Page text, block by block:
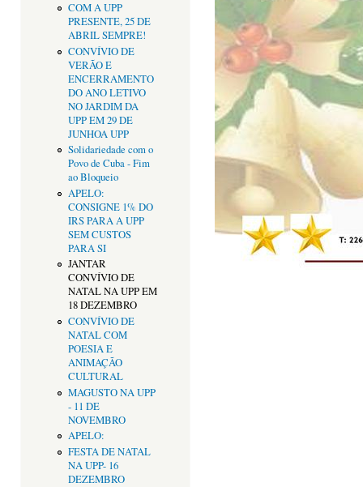
COM A UPP
PRESENTE, 25 DE
ABRIL SEMPRE!
CONVÍVIO DE
VERÃO E
ENCERRAMENTO
DO ANO LETIVO
NO JARDIM DA
UPP EM 29 DE
JUNHOA UPP
Solidariedade com o
Povo de Cuba - Fim
ao Bloqueio
APELO:
CONSIGNE 1% DO
IRS PARA A UPP
SEM CUSTOS
PARA SI
JANTAR
CONVÍVIO DE
NATAL NA UPP EM
18 DEZEMBRO
CONVÍVIO DE
NATAL COM
POESIA E
ANIMAÇÃO
CULTURAL
MAGUSTO NA UPP
- 11 DE
NOVEMBRO
APELO:
FESTA DE NATAL
NA UPP- 16
DEZEMBRO